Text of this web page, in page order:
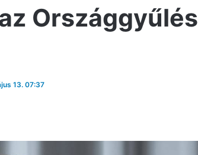
Országgyűlés
13. 07:37